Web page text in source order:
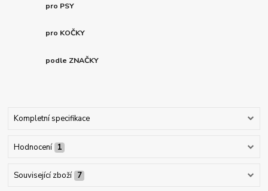
pro PSY
pro KOČKY
podle ZNAČKY
Kompletní specifikace
Hodnocení 1
Související zboží 7